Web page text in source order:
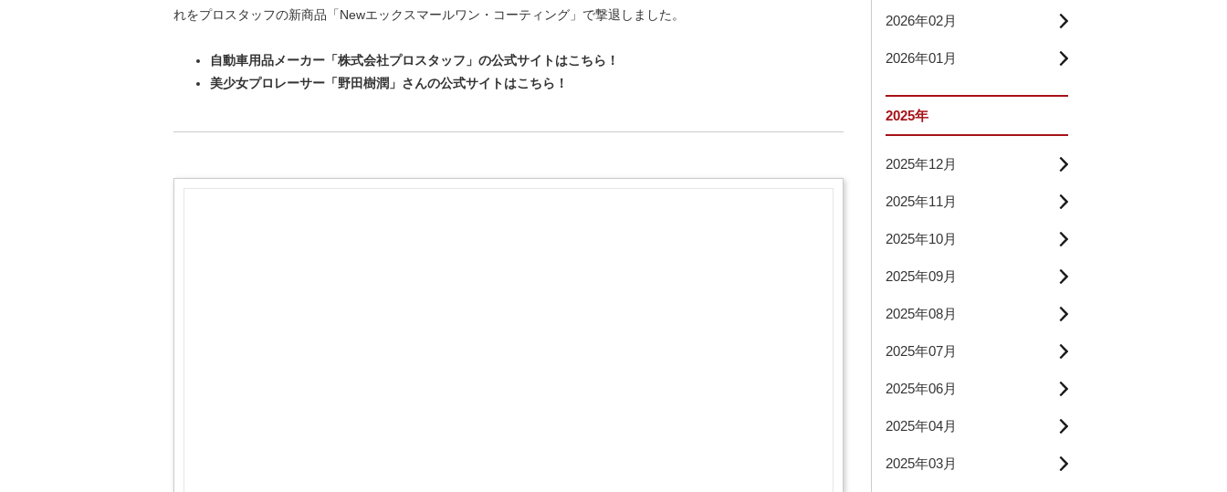
れをプロスタッフの新商品「Newエックスマールワン・コーティング」で撃退しました。
自動車用品メーカー「株式会社プロスタッフ」の公式サイトはこちら！
美少女プロレーサー「野田樹潤」さんの公式サイトはこちら！
2026年02月
2026年01月
2025年
2025年12月
2025年11月
2025年10月
2025年09月
2025年08月
2025年07月
2025年06月
2025年04月
2025年03月